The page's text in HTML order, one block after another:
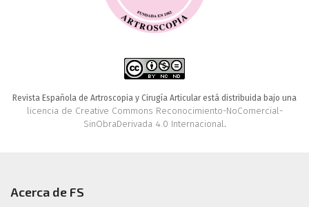
Revista Española de Artroscopia y Cirugía Articular está distribuida bajo una
licencia de Creative Commons Reconocimiento-NoComercial-
SinObraDerivada 4.0 Internacional.
Acerca de FS